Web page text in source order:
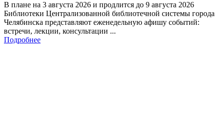
В плане на 3 августа 2026 и продлится до 9 августа 2026
Библиотеки Централизованной библиотечной системы города
Челябинска представляют еженедельную афишу событий:
встречи, лекции, консультации ...
Подробнее